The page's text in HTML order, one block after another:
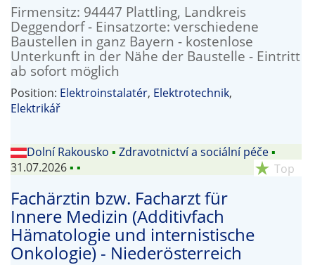
Firmensitz: 94447 Plattling, Landkreis
Deggendorf - Einsatzorte: verschiedene
Baustellen in ganz Bayern - kostenlose
Unterkunft in der Nähe der Baustelle - Eintritt
ab sofort möglich
Position: Elektroinstalatér, Elektrotechnik,
Elektrikář
Dolní Rakousko ▪ Zdravotnictví a sociální péče▪
31.07.2026▪ ▪ star_rate Top
Fachärztin bzw. Facharzt für
Innere Medizin (Additivfach
Hämatologie und internistische
Onkologie) - Niederösterreich